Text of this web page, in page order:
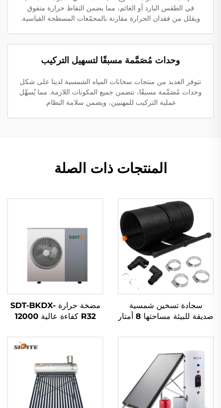
في الطقس البارد أو الغائم، مما يضمن التقاط حرارة متفوق
ويقلل من فقدان الحرارة مقارنة بالمجمّعات المسطحة القياسية.
وحدات مُصَمَّمة مسبقًا لتسهيل التركيب
تتوفر العديد من منتجات سخانات المياه الشمسية لدينا على شكل
وحدات مُصَمَّمة مسبقًا، تتضمن جميع المكونات اللازمة. مما يُسهِّل
عملية التركيب للمهنيين، ويضمن سلامة النظام.
المنتجات ذات الصلة
سجادة تسخين شمسية
صديقة للبيئة مساحتها 8 أمتار
المطاط الخارجية لامتصاص
طاقة الشمس للماء الساخن
مضخة حرارة SDT-BKDX-
R32 كفاءة عالية 12000
صديق للبيئة مصدر هوائي
للمنازل والمكاتب والمساحات
التجارية بهدوء